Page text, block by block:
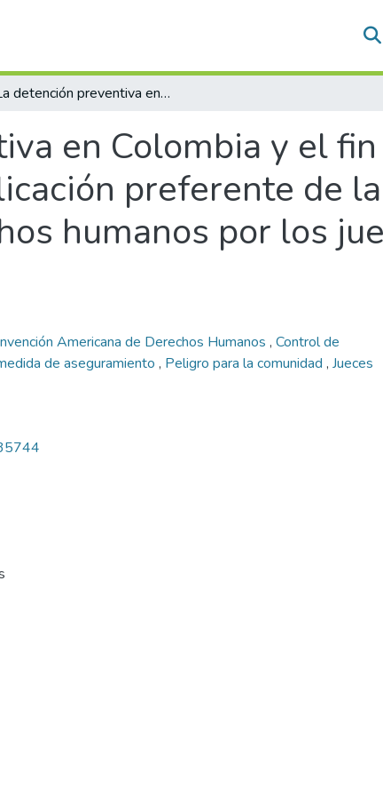
La detención preventiva en Colombia y el fin de protección a la comunidad : la aplicación preferente de la Convención Americana de Derechos humanos por los jueces de control de garantías
en Colombia y el
preferente de la
humanos por los
Americana de Derechos Humanos , Control de
de aseguramiento , Peligro para la comunidad , Jueces